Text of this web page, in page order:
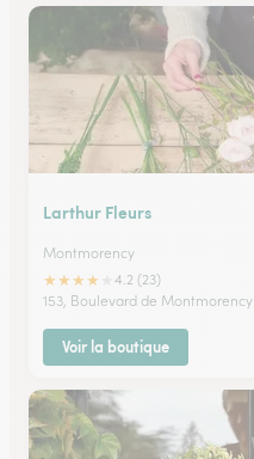
Larthur Fleurs
Montmorency
★★★★
4.2 (23)
153, Boulevard de Montmorency
Voir la boutique